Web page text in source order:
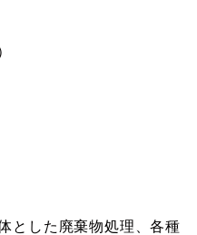
とした廃棄物処理、各種